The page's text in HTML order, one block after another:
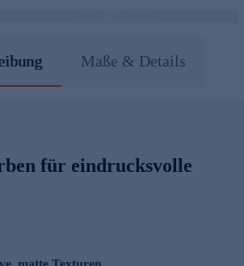
Maße & Details
für eindrucksvolle